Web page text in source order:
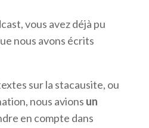
vous avez déjà pu
nous avons écrits
surla stacausite, ou
nous avions un
en compte dans